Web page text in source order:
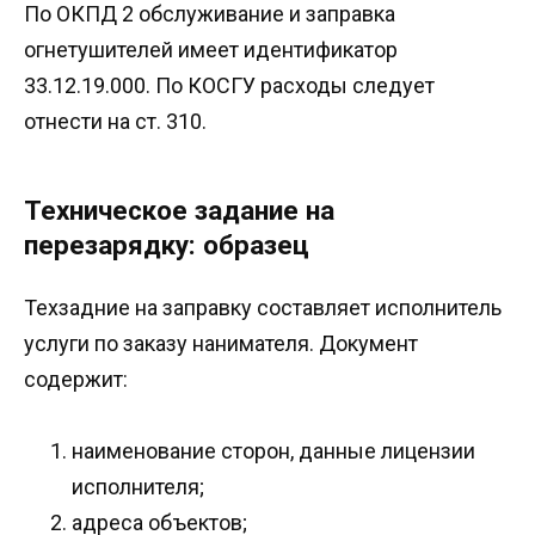
По ОКПД 2 обслуживание и заправка
огнетушителей имеет идентификатор
33.12.19.000. По КОСГУ расходы следует
отнести на ст. 310.
Техническое задание на
перезарядку: образец
Техзадние на заправку составляет исполнитель
услуги по заказу нанимателя. Документ
содержит:
наименование сторон, данные лицензии
исполнителя;
адреса объектов;